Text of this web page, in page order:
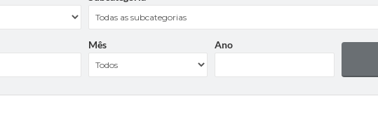
Mês Ano